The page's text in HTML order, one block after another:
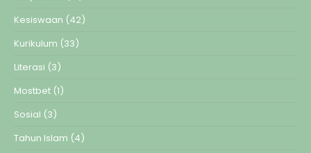
Kesiswaan (42)
Kurikulum (33)
Literasi (3)
Mostbet (1)
Sosial (3)
Tahun Islam (4)